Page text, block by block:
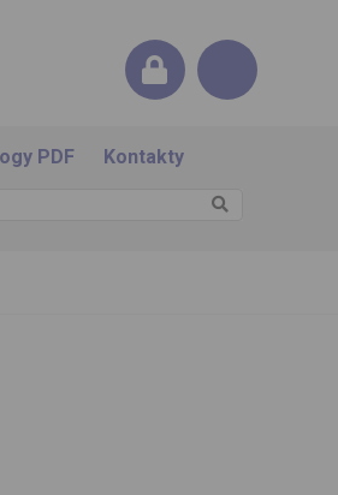
PDF Kontakty